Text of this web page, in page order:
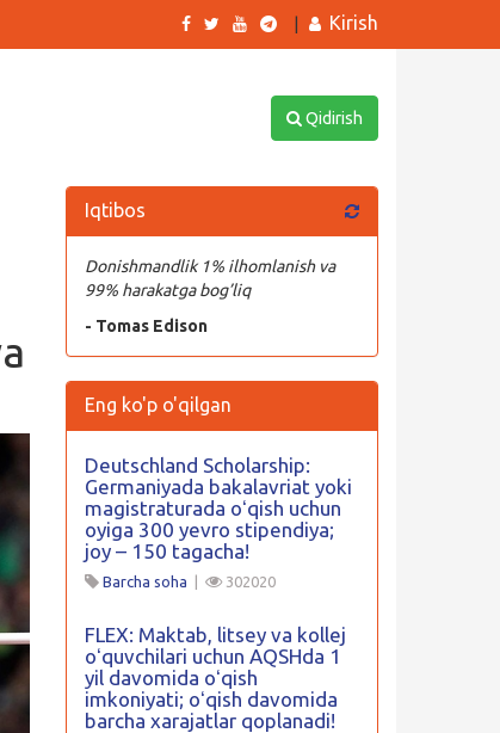
Kirish
Qidirish
Iqtibos
Donishmandlik 1% ilhomlanish va
99% harakatga bog’liq
- Tomas Edison
Eng ko'p o'qilgan
Deutschland Scholarship:
Germaniyada bakalavriat yoki
magistraturada oʻqish uchun
oyiga 300 yevro stipendiya;
joy – 150 tagacha!
Barcha soha 302020
FLEX: Maktab, litsey va kollej
oʻquvchilari uchun AQSHda 1
yil davomida oʻqish
imkoniyati; oʻqish davomida
barcha xarajatlar qoplanadi!